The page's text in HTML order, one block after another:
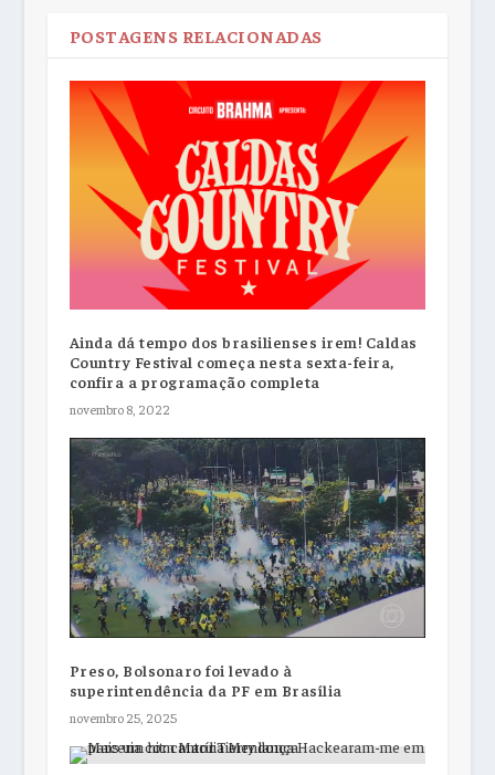
POSTAGENS RELACIONADAS
Ainda dá tempo dos brasilienses irem! Caldas
Country Festival começa nesta sexta-feira,
confira a programação completa
novembro 8, 2022
Preso, Bolsonaro foi levado à
superintendência da PF em Brasília
novembro 25, 2025